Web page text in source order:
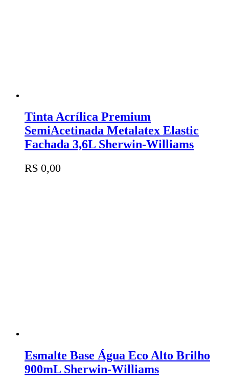
Tinta Acrílica Premium
SemiAcetinada Metalatex Elastic
Fachada 3,6L Sherwin-Williams
R$ 0,00
Esmalte Base Água Eco Alto Brilho
900mL Sherwin-Williams